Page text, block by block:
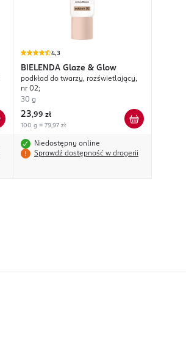
4,3
BIELENDA Glaze & Glow
podkład do twarzy, rozświetlający,
nr 02;
30 g
23,99 zł
100 g = 79,97 zł
Niedostępny online
Sprawdź dostępność w drogerii